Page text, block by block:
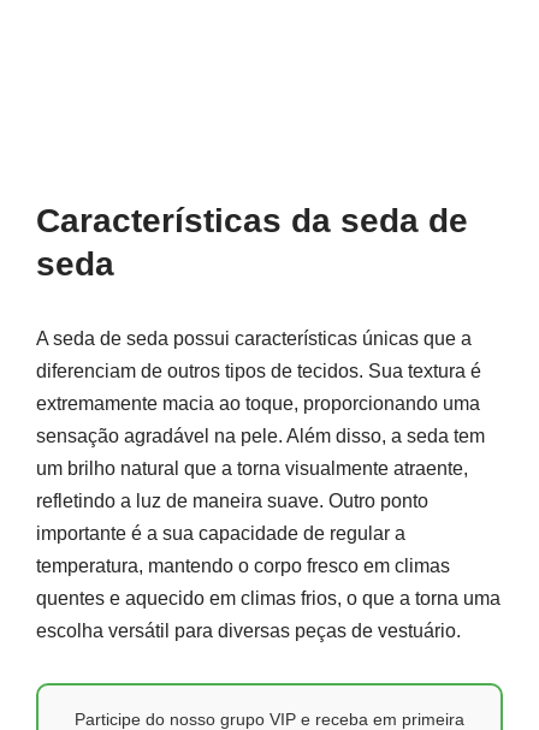
Características da seda de
seda
A seda de seda possui características únicas que a
diferenciam de outros tipos de tecidos. Sua textura é
extremamente macia ao toque, proporcionando uma
sensação agradável na pele. Além disso, a seda tem
um brilho natural que a torna visualmente atraente,
refletindo a luz de maneira suave. Outro ponto
importante é a sua capacidade de regular a
temperatura, mantendo o corpo fresco em climas
quentes e aquecido em climas frios, o que a torna uma
escolha versátil para diversas peças de vestuário.
Participe do nosso grupo VIP e receba em primeira